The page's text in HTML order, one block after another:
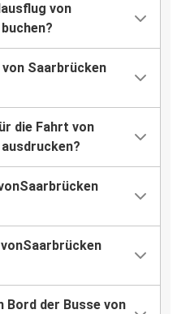
von
Saarbrücken
die Fahrt von
Bord der Busse von